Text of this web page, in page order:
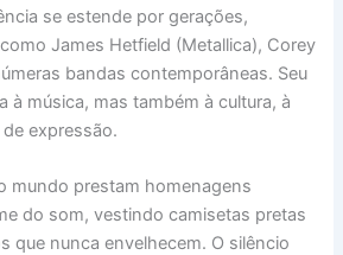
se estende por gerações,
James Hetfield (Metallica), Corey
bandas contemporâneas. Seu
à música, mas também à cultura, à
expressão.
mundo prestam homenagens
do som, vestindo camisetas pretas
que nunca envelhecem. O silêncio